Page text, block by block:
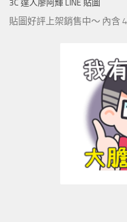
3C 達人廖阿輝 LINE 貼圖
貼圖好評上架銷售中～ 內含